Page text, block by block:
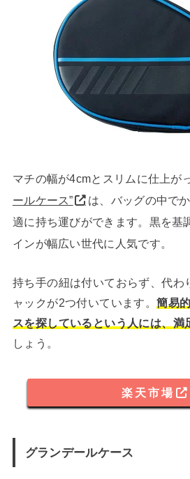
マチの幅が4cmとスリムに仕上が
ールケース”
は、バッグの中で
適に持ち運びができます。黒を基
インが幅広い世代に人気です。
持ち手の紐は付いておらず、代わ
ャックが2つ付いています。簡易
スを探しているという人には、満
しょう。
楽天市場
グランデールケース